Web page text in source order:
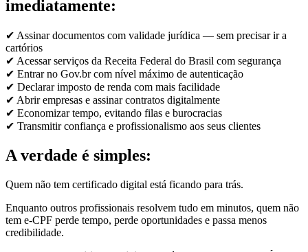
imediatamente:
✔ Assinar documentos com validade jurídica — sem precisar ir a
cartórios
✔ Acessar serviços da Receita Federal do Brasil com segurança
✔ Entrar no Gov.br com nível máximo de autenticação
✔ Declarar imposto de renda com mais facilidade
✔ Abrir empresas e assinar contratos digitalmente
✔ Economizar tempo, evitando filas e burocracias
✔ Transmitir confiança e profissionalismo aos seus clientes
A verdade é simples:
Quem não tem certificado digital está ficando para trás.
Enquanto outros profissionais resolvem tudo em minutos, quem não
tem e-CPF perde tempo, perde oportunidades e passa menos
credibilidade.